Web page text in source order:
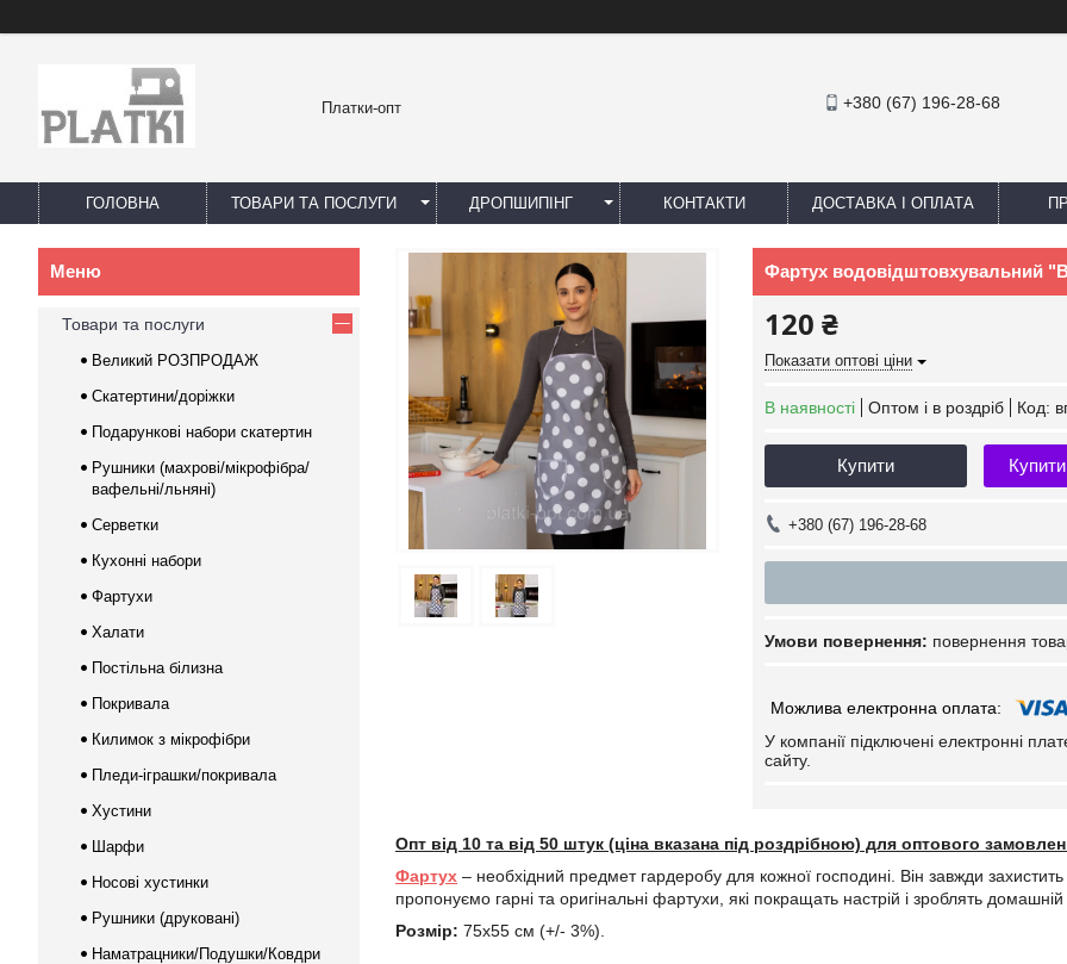
Платки-опт +380 (67) 196-28-68
ГОЛОВНА ТОВАРИ ТА ПОСЛУГИ ДРОПШИПІНГ КОНТАКТИ ДОСТАВКА І ОПЛАТА
Фартух водовідштовхувальний
120 ₴
Показати оптові ціни
В наявності Оптом і в роздріб Код:
Купити
+380 (67) 196-28-68
повернення
У компанії підключені електронні
сайту.
Опт від 10 та від 50 штук (ціна вказана під роздрібною) для оптового
Фартух – необхідний предмет гардеробу для кожної господині. Він завжди
пропонуємо гарні та оригінальні фартухи, які покращать настрій і зроблять
Розмір: 75х55 см (+/- 3%).
Товари та послуги
Великий РОЗПРОДАЖ
Скатертини/доріжки
Подарункові набори скатертин
Рушники (махрові/мікрофібра/
вафельні/льняні)
Серветки
Кухонні набори
Фартухи
Халати
Постільна білизна
Покривала
Килимок з мікрофібри
Пледи-іграшки/покривала
Хустини
Шарфи
Носові хустинки
Рушники (друковані)
Наматрацники/Подушки/Ковдри